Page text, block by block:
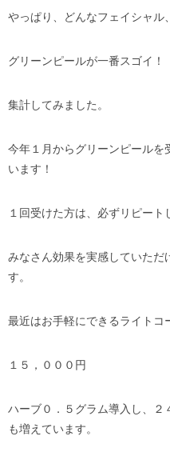
やっぱり、どんなフェイシャル
グリーンピールが一番スゴイ！
集計してみました。
今年１月からグリーンピールを
います！
１回受けた方は、必ずリピート
みなさん効果を実感していた
す。
最近はお手軽にできるライトコ
１５，０００円
ハーブ０．５グラム導入し、
も増えています。